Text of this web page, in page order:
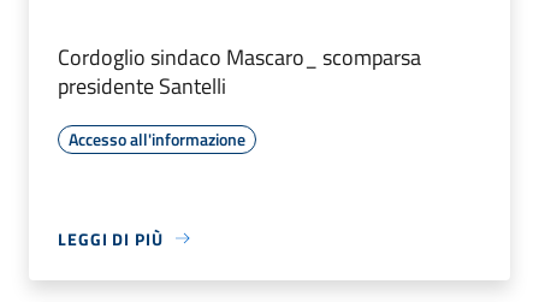
Cordoglio sindaco Mascaro_ scomparsa
presidente Santelli
Accesso all'informazione
LEGGI DI PIÙ